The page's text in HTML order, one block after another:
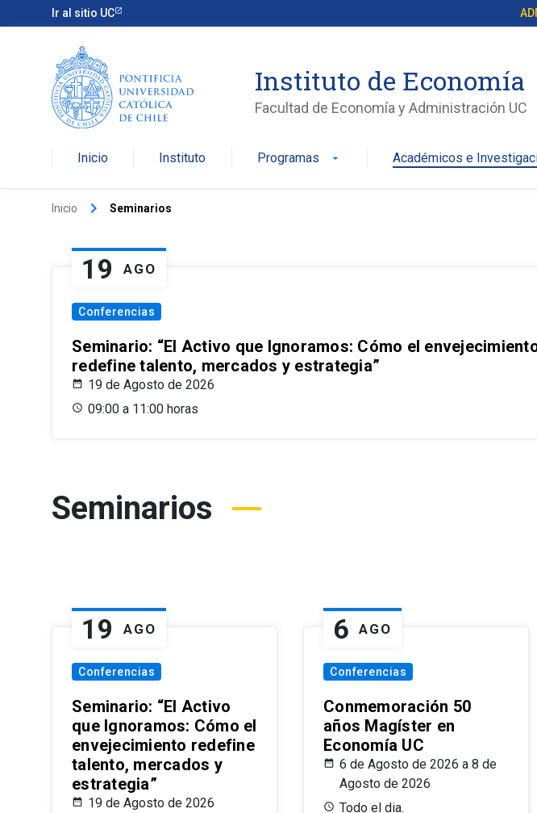
Ir al sitio UC
Instituto de Economía
Facultad de Economía y Administración UC
Inicio Instituto Programas arrow_drop_down Académicos e
Inicio keyboard_arrow_right Seminarios
19 AGO
Conferencias
Seminario: “El Activo que Ignoramos: Cómo el
redefine talento, mercados y estrategia”
19 de Agosto de 2026
09:00 a 11:00 horas
Seminarios
19 AGO
Conferencias
Seminario: “El Activo
que Ignoramos: Cómo el
envejecimiento redefine
talento, mercados y
estrategia”
19 de Agosto de 2026
6 AGO
Conferencias
Conmemoración 50
años Magíster en
Economía UC
6 de Agosto de 2026 a 8 de
Agosto de 2026
Todo el dia.